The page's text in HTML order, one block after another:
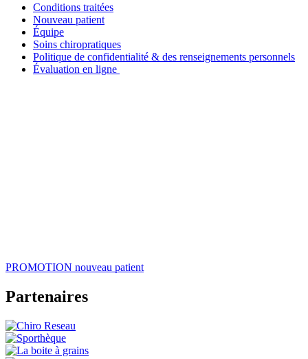
Conditions traitées
Nouveau patient
Équipe
Soins chiropratiques
Politique de confidentialité & des renseignements personnels
Évaluation en ligne
PROMOTION nouveau patient
Partenaires